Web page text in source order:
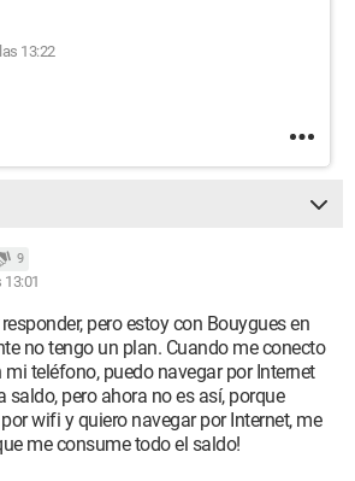
13:22
9
13:01
pero estoy con Bouygues en
no tengo un plan. Cuando me conecto
teléfono, puedo navegar por Internet
pero ahora no es así, porque
wifi y quiero navegar por Internet, me
me consume todo el saldo!